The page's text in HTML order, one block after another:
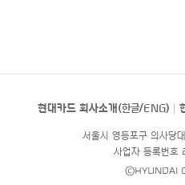
현대카드 회사소개(한글/ENG)
서울시 영등포구 의사당
사업자 등록번
©HYUNDAI